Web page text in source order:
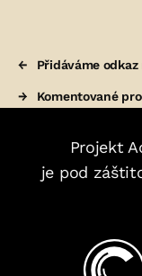
← Přidáváme odkaz
→ Komentované
Projekt
je pod